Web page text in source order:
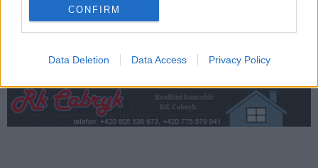
CONFIRM
Data Deletion Data Access Privacy Policy